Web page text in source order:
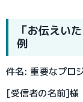
「お伝えい
例
件名: 重要なプロ
[受信者の名前]様